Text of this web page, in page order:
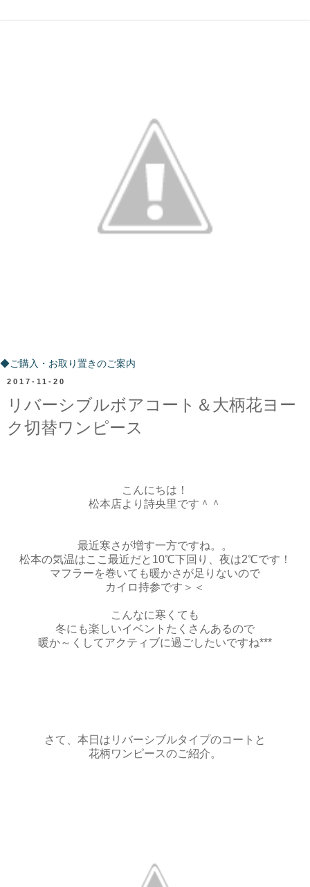
◆ご購入・お取り置きのご案内
2017-11-20
リバーシブルボアコート＆大柄花ヨー
ク切替ワンピース
こんにちは！
松本店より詩央里です＾＾
最近寒さが増す一方ですね。。
松本の気温はここ最近だと10℃下回り、夜は2℃です！
マフラーを巻いても暖かさが足りないので
カイロ持参です＞＜
こんなに寒くても
冬にも楽しいイベントたくさんあるので
暖か～くしてアクティブに過ごしたいですね***
さて、本日はリバーシブルタイプのコートと
花柄ワンピースのご紹介。